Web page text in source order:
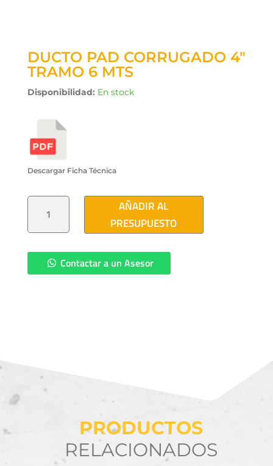
DUCTO PAD CORRUGADO 4″
TRAMO 6 MTS
Disponibilidad: En stock
Descargar Ficha Técnica
DUCTO
CORRUGADO
TRAMO
MTS
CANTIDAD
AÑADIR AL
PRESUPUESTO
Contactar a un Asesor
PRODUCTOS
RELACIONADOS